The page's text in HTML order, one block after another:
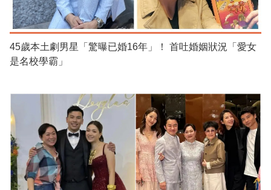
45歲本土劇男星「驚曝已婚16年」！ 首吐婚姻狀況「愛女
是名校學霸」